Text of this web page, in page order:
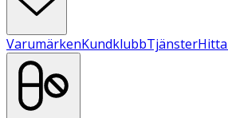
VarumärkenKundklubbTjänster